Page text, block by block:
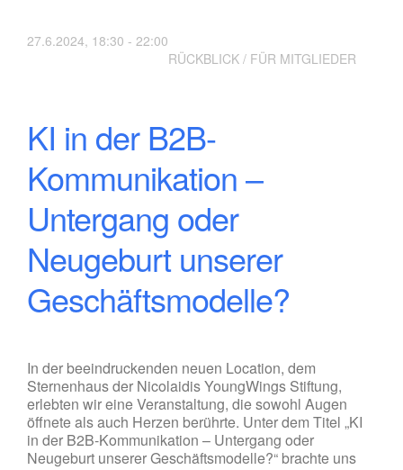
27.6.2024, 18:30 - 22:00
RÜCKBLICK / FÜR MITGLIEDER
KI in der B2B-
Kommunikation –
Untergang oder
Neugeburt unserer
Geschäftsmodelle?
In der beeindruckenden neuen Location, dem
Sternenhaus der Nicolaidis YoungWings Stiftung,
erlebten wir eine Veranstaltung, die sowohl Augen
öffnete als auch Herzen berührte. Unter dem Titel „KI
in der B2B-Kommunikation – Untergang oder
Neugeburt unserer Geschäftsmodelle?“ brachte uns